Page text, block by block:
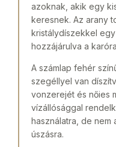
azoknak, akik egy
keresnek. Az arany
kristálydíszekkel
hozzájárulva a
A számlap fehér
szegéllyel van
vonzerejét és nőies
vízállósággal
használatra, de nem
úszásra.